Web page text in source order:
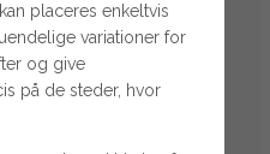
placeres enkeltvis
variationer for
og give
på de steder, hvor